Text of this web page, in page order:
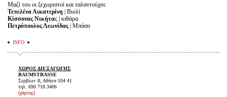
Μαζί του οι ξεχωριστοί και ταλαντούχοι:
Τεπελένα Αικατερίνη | Βιολί
Κίσσονας Νικήτας | κιθάρα
Πετρόπουλος Λεωνίδας | Μπάσο
INFO
ΧΩΡΟΣ ΔΙΕΞΑΓΩΓΗΣ
BAUMSTRASSE
Σερβίων 8, Αθήνα 104 41
τηλ. 690 718 3406
(χάρτης)